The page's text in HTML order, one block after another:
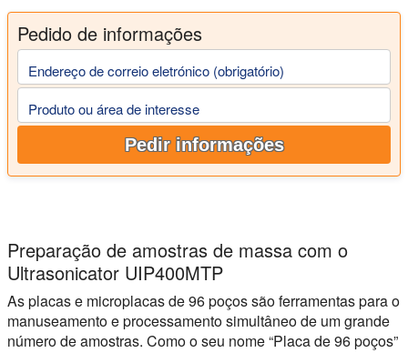
Pedido de informações
Endereço de correio eletrónico (obrigatório)
Produto ou área de interesse
Pedir informações
Preparação de amostras de massa com o
Ultrasonicator UIP400MTP
As placas e microplacas de 96 poços são ferramentas para o
manuseamento e processamento simultâneo de um grande
número de amostras. Como o seu nome “Placa de 96 poços”